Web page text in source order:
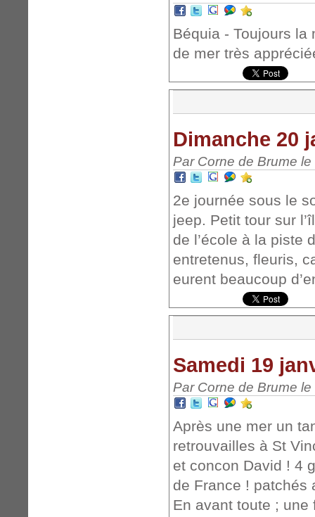
Béquia - Toujours la
de mer très
Dimanche 20
Par Corne de Brume
2e journée sous le
jeep. Petit tour sur
de l’école à la piste
entretenus, fleuris,
eurent beaucoup
Samedi 19
Par Corne de Brume
Après une mer un
retrouvailles à St
et concon David ! 4
de France ! patchés
En avant toute ;